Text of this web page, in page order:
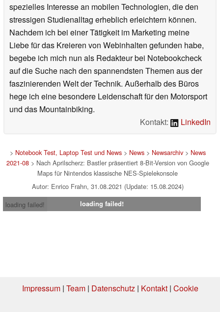
spezielles Interesse an mobilen Technologien, die den
stressigen Studienalltag erheblich erleichtern können.
Nachdem ich bei einer Tätigkeit im Marketing meine
Liebe für das Kreieren von Webinhalten gefunden habe,
begebe ich mich nun als Redakteur bei Notebookcheck
auf die Suche nach den spannendsten Themen aus der
faszinierenden Welt der Technik. Außerhalb des Büros
hege ich eine besondere Leidenschaft für den Motorsport
und das Mountainbiking.
Kontakt:
LinkedIn
> Notebook Test, Laptop Test und News> News> Newsarchiv> News
2021-08> Nach Aprilscherz: Bastler präsentiert 8-Bit-Version von Google
Maps für Nintendos klassische NES-Spielekonsole
Autor: Enrico Frahn, 31.08.2021 (Update: 15.08.2024)
loading failed!
loading failed!
Impressum| Team| Datenschutz| Kontakt| Cookie